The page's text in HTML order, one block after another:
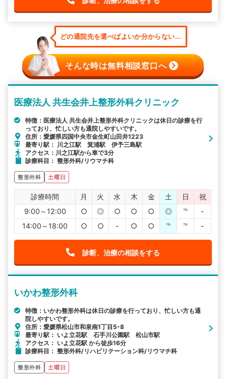
どの通院先を選べばよいか分からない...
そんな時は無料相談窓口へ
医療法人 共生会井上整形外科クリニック
特徴：医療法人 共生会井上整形外科クリニックは休日の診療を行
っており、忙しい方も通院しやすいです。
住所：愛媛県四国中央市金生町山田井1223
最寄り駅： 川之江駅 箕浦駅 伊予三島駅
アクセス：川之江駅から車で3分
診療科目： 整形外科/リウマチ科
整形外科 土曜日
診療時間 月 火 水 木 金 土 日
祝
9:00～12:00
○ ◎ ○ ○ ○ ◎ ℡
-
14:00～18:00
○ ○ - ○ ○ ℡ ℡ -
診断、治療の相談をする
いかわ整形外科
特徴：いかわ整形外科は休日の診療を行っており、忙しい方も通
院しやすいです。
住所：愛媛県松山市和泉南1丁目5-8
最寄り駅： いよ立花駅 石手川公園駅 松山市駅
アクセス： いよ立花駅 から徒歩16分
診療科目： 整形外科/リハビリテーション科/リウマチ科
整形外科 土曜日